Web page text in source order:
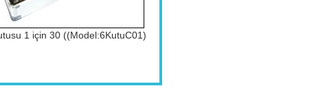
1 için 30 ((Model:6KutuC01)